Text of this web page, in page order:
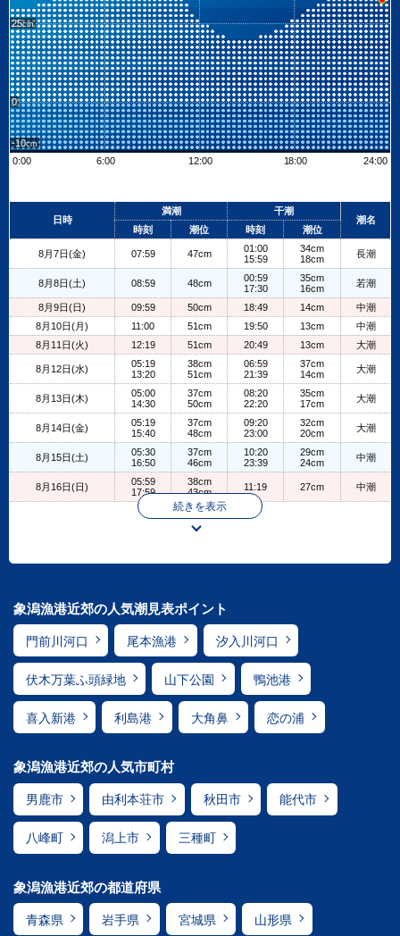
25
0
-10
0:00
6:00 12:00 18:00 24:00
+
日時
満潮
干潮
潮名
時刻
潮位 時刻 潮位
8月7日(金) 07:59 47cm
01:00
15:59
34cm
18cm
長潮
8月8日(土) 08:59 48cm
00:59
17:30
35cm
16cm
若潮
8月9日(日) 09:59 50cm 18:49 14cm
中潮
8月10日(月)
11:00 51cm 19:50 13cm
中潮
8月11日(火)
12:19 51cm 20:49 13cm 大潮
8月12日(水)
05:19
13:20
38cm
51cm
06:59
21:39
37cm
14cm
大潮
8月13日(木)
05:00
14:30
37cm
50cm
08:20
22:20
35cm
17cm
大潮
8月14日(金)
05:19
15:40
37cm
48cm
09:20
23:00
32cm
20cm
大潮
8月15日(土)
05:30
16:50
37cm
46cm
10:20
23:39
29cm
24cm
中潮
8月16日(日)
05:59
17:59
38cm
43cm
11:19 27cm 中潮
続きを表示
象潟漁港近郊の人気潮見表ポイント
門前川河口 尾本漁港 汐入川河口
伏木万葉ふ頭緑地 山下公園 鴨池港
喜入新港 利島港 大角鼻 恋の浦
象潟漁港近郊の人気市町村
男鹿市 由利本荘市 秋田市 能代市
八峰町 潟上市 三種町
象潟漁港近郊の都道府県
青森県 岩手県 宮城県 山形県